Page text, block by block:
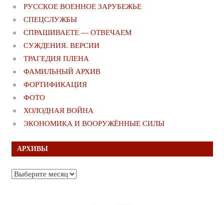
РУССКОЕ ВОЕННОЕ ЗАРУБЕЖЬЕ
СПЕЦСЛУЖБЫ
СПРАШИВАЕТЕ — ОТВЕЧАЕМ
СУЖДЕНИЯ. ВЕРСИИ
ТРАГЕДИЯ ПЛЕНА
ФАМИЛЬНЫЙ АРХИВ
ФОРТИФИКАЦИЯ
ФОТО
ХОЛОДНАЯ ВОЙНА
ЭКОНОМИКА И ВООРУЖЁННЫЕ СИЛЫ
АРХИВЫ
Архивы